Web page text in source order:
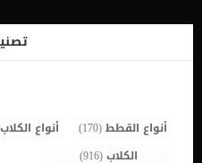
درب كلبك على السفر مسبقا يمكن
بان تقوم بالذهاب معه في
في السيارة من وقت لآخر وقم
أنواع القطط(170) أنواع الكلاب
الكلاب(916)